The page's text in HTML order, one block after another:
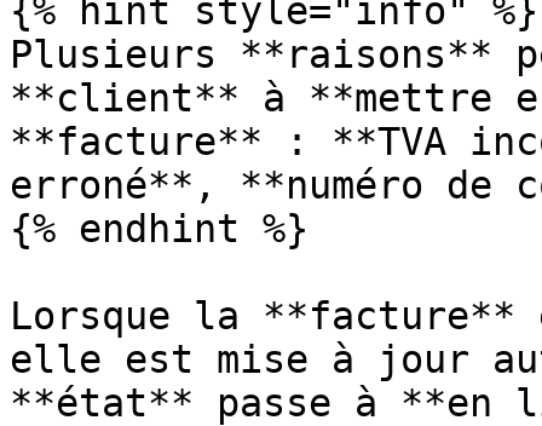
{% hint style="info" %}
Plusieurs **raisons**
**client** à **mettre
**facture** : **TVA
erroné**, **numéro de
{% endhint %}
Lorsque la
elle est mise à jour
**état** passe à